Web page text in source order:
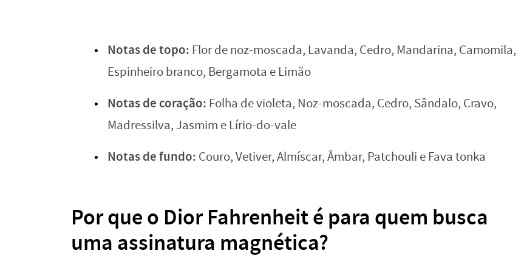
Notas de topo: Flor de noz-moscada, Lavanda, Cedro, Mandarina, Camomila,
Espinheiro branco, Bergamota e Limão
Notas de coração: Folha de violeta, Noz-moscada, Cedro, Sândalo, Cravo,
Madressilva, Jasmim e Lírio-do-vale
Notas de fundo: Couro, Vetiver, Almíscar, Âmbar, Patchouli e Fava tonka
Por que o Dior Fahrenheit é para quem busca
uma assinatura magnética?